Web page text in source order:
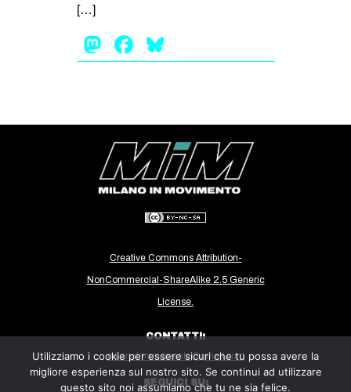
[…]
Mastodon
Facebook
Creative Commons Attribution-
NonCommercial-ShareAlike 2.5 Generic
License.
CONTATTI:
milanoinmovimento@gmail.com
SEGUICI SU:
Utilizziamo i cookie per essere sicuri che tu possa avere la
migliore esperienza sul nostro sito. Se continui ad utilizzare
questo sito noi assumiamo che tu ne sia felice.